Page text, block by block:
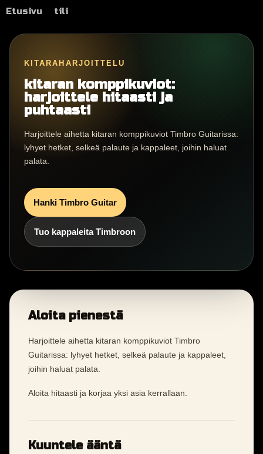
Etusivu tili
KITARAHARJOITTELU
kitaran komppikuviot:
harjoittele hitaasti ja
puhtaasti
Harjoittele aihetta kitaran komppikuviot Timbro Guitarissa:
lyhyet hetket, selkeä palaute ja kappaleet, joihin haluat
palata.
Hanki Timbro Guitar
Tuo kappaleita Timbroon
Aloita pienestä
Harjoittele aihetta kitaran komppikuviot Timbro
Guitarissa: lyhyet hetket, selkeä palaute ja kappaleet,
joihin haluat palata.
Aloita hitaasti ja korjaa yksi asia kerrallaan.
Kuuntele ääntä